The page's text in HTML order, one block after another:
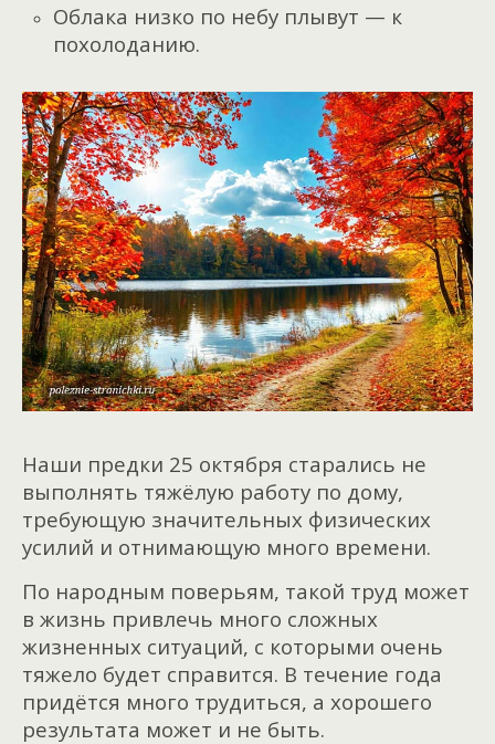
Облака низко по небу плывут — к
похолоданию.
Наши предки 25 октября старались не
выполнять тяжёлую работу по дому,
требующую значительных физических
усилий и отнимающую много времени.
По народным поверьям, такой труд может
в жизнь привлечь много сложных
жизненных ситуаций, с которыми очень
тяжело будет справится. В течение года
придётся много трудиться, а хорошего
результата может и не быть.